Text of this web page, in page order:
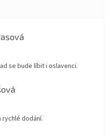
je 5 z 5 hvězdiček.
se bude líbit i oslavenci.
je 5 z 5 hvězdiček.
dodání.